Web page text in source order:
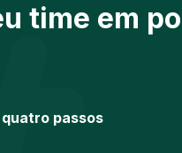
time em
passos